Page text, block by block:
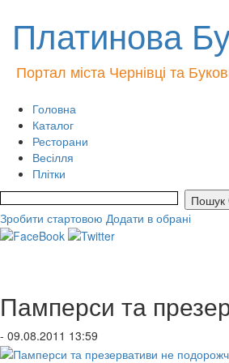
Платинова
Портал міста Чернівці та
Головна
Каталог
Ресторани
Весілля
Плітки
Зробити стартовою Додати в обрані
Памперси та
- 09.08.2011 13:59